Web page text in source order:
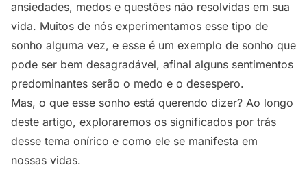
ansiedades, medos e questões não resolvidas em sua
vida. Muitos de nós experimentamos esse tipo de
sonho alguma vez, e esse é um exemplo de sonho que
pode ser bem desagradável, afinal alguns sentimentos
predominantes serão o medo e o desespero.
Mas, o que esse sonho está querendo dizer? Ao longo
deste artigo, exploraremos os significados por trás
desse tema onírico e como ele se manifesta em
nossas vidas.